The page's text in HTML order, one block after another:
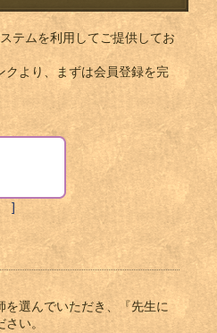
テムを利用してご提供してお
クより、まずは会員登録を完
]
選んでいただき、『先生に
い。